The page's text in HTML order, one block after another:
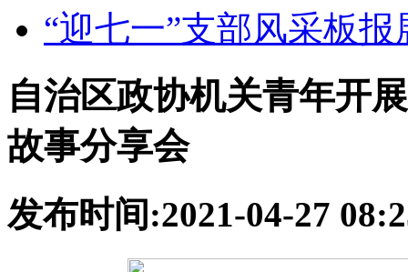
“迎七一”支部风采板报
自治区政协机关青年开
故事分享会
发布时间:2021-04-27